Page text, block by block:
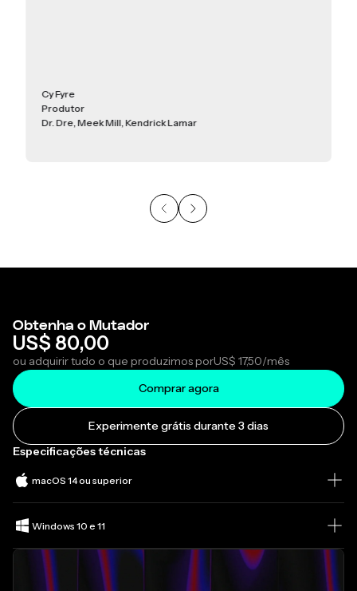
Cy Fyre
Produtor
Dr. Dre, Meek Mill, Kendrick Lamar
Obtenha o Mutador
US$ 80,00
ou adquirir tudo o que produzimos porUS$ 17,50/mês
Comprar agora
Experimente grátis durante 3 dias
Especificações técnicas
macOS 14 ou superior
Windows 10 e 11